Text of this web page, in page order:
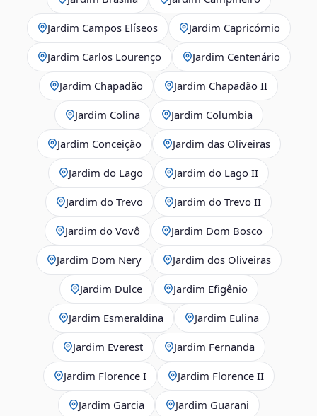
Jardim Campos Elíseos Jardim Capricórnio
Jardim Carlos Lourenço Jardim Centenário
Jardim Chapadão Jardim Chapadão II
Jardim Colina Jardim Columbia
Jardim Conceição Jardim das Oliveiras
Jardim do Lago Jardim do Lago II
Jardim do Trevo Jardim do Trevo II
Jardim do Vovô Jardim Dom Bosco
Jardim Dom Nery Jardim dos Oliveiras
Jardim Dulce Jardim Efigênio
Jardim Esmeraldina Jardim Eulina
Jardim Everest Jardim Fernanda
Jardim Florence I Jardim Florence II
Jardim Garcia Jardim Guarani